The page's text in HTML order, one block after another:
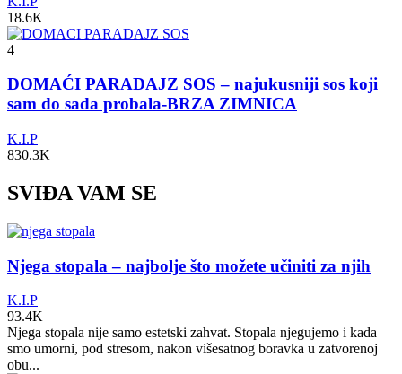
18.6K
4
DOMAĆI PARADAJZ SOS – najukusniji sos koji
sam do sada probala-BRZA ZIMNICA
K.I.P
830.3K
SVIĐA VAM SE
Njega stopala – najbolje što možete učiniti za njih
K.I.P
93.4K
Njega stopala nije samo estetski zahvat. Stopala njegujemo i kada
smo umorni, pod stresom, nakon višesatnog boravka u zatvorenoj
obu...